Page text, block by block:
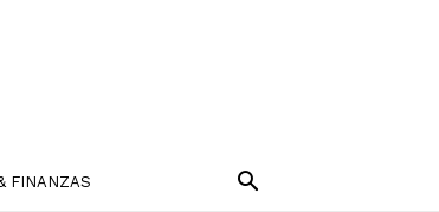
FINANZAS